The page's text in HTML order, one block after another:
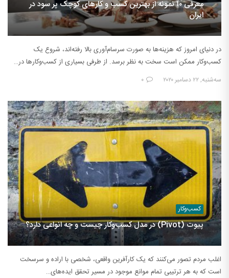
معرفی ۱۰ نمونه از بهترین کسب و کارهای کوچک پر سود در
ایران
در دنیای امروز که هزینه‌ها به صورت سرسام‌آوری بالا رفته‌اند، شروع یک
کسب‌وکار ممکن است سخت به نظر برسد. از طرفی بسیاری از کسب‌وکارها در…
سه‌شنبه, ۲۲ دسامبر ۲۰۲۰ ۰
کسب‌وکار
پیوت (Pivot) در مدل کسب‌وکار چیست و چه انواعی دارد؟
اغلب مردم تصور می‌کنند که یک کارآفرین واقعی، شخصی با اراده و سرسخت
است که به هر ترتیبی تمام موانع موجود در مسیر تحقق ایده‌های…